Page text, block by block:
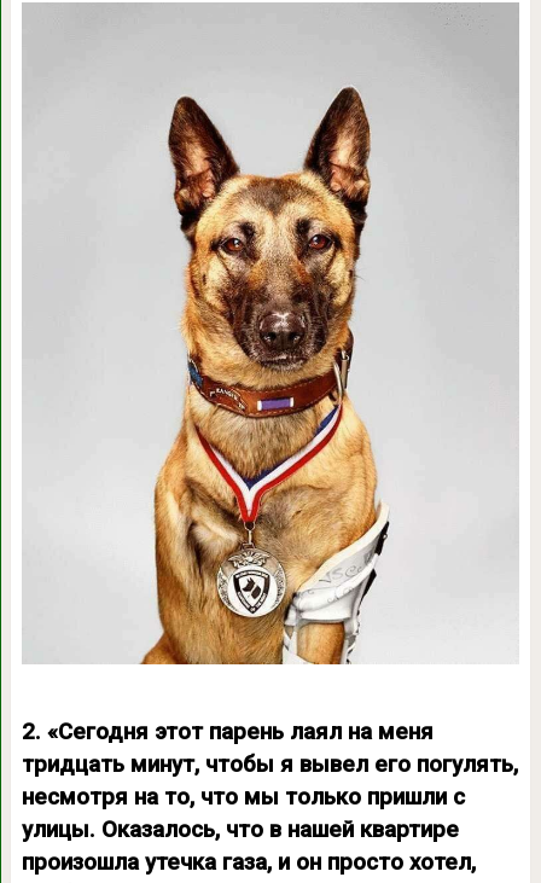
2. «Сегодня этот парень лаял на меня
тридцать минут, чтобы я вывел его погулять,
несмотря на то, что мы только пришли с
улицы. Оказалось, что в нашей квартире
произошла утечка газа, и он просто хотел,